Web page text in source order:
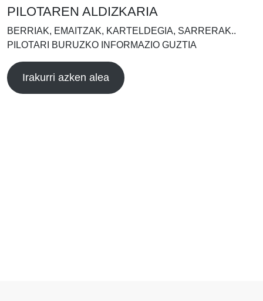
PILOTAREN ALDIZKARIA
BERRIAK, EMAITZAK, KARTELDEGIA, SARRERAK..
PILOTARI BURUZKO INFORMAZIO GUZTIA
Irakurri azken alea